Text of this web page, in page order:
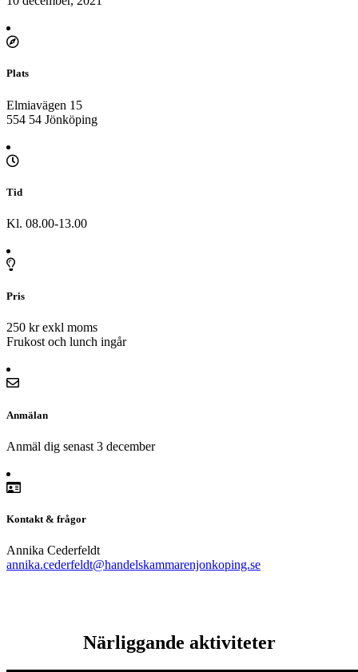
Plats
Elmiavägen 15
554 54 Jönköping
Tid
Kl. 08.00-13.00
Pris
250 kr exkl moms
Frukost och lunch ingår
Anmälan
Anmäl dig senast 3 december
Kontakt & frågor
Annika Cederfeldt
annika.cederfeldt@handelskammarenjonkoping.se
Närliggande aktiviteter